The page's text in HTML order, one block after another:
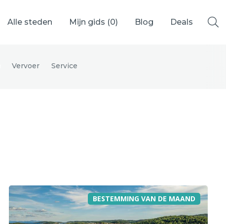
Alle steden Mijn gids (0) Blog Deals
Vervoer Service
BESTEMMING VAN DE MAAND